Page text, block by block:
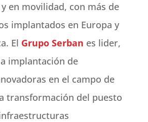
en movilidad, con más de
implantados en Europa y
El Grupo Serban es lider,
implantación de
en el campo de
transformación del puesto